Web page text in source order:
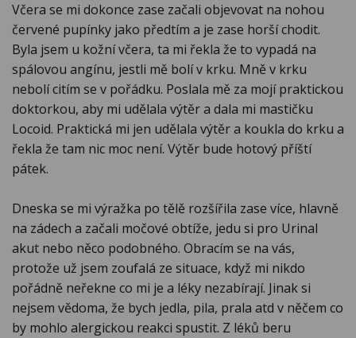
Včera se mi dokonce zase začali objevovat na nohou
červené pupínky jako předtím a je zase horší chodit.
Byla jsem u kožní včera, ta mi řekla že to vypadá na
spálovou angínu, jestli mě bolí v krku. Mně v krku
nebolí citím se v pořádku. Poslala mě za mojí praktickou
doktorkou, aby mi udělala výtěr a dala mi mastičku
Locoid. Praktická mi jen udělala výtěr a koukla do krku a
řekla že tam nic moc není. Výtěr bude hotový příští
pátek.
Dneska se mi výražka po tělě rozšířila zase více, hlavně
na zádech a začali močové obtíže, jedu si pro Urinal
akut nebo něco podobného. Obracím se na vás,
protože už jsem zoufalá ze situace, když mi nikdo
pořádně neřekne co mi je a léky nezabírají. Jinak si
nejsem vědoma, že bych jedla, pila, prala atd v něčem co
by mohlo alergickou reakci spustit. Z léků beru